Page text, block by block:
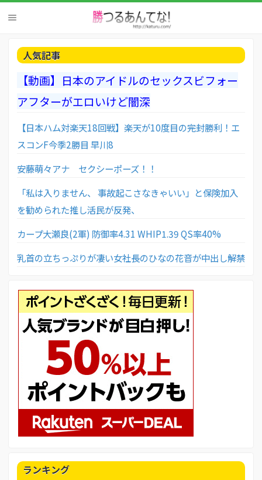
人気記事
【動画】日本のアイドルのセックスビフォー
アフターがエロいけど闇深
【日本ハム対楽天18回戦】楽天が10度目の完封勝利！エ
スコンF今季2勝目 早川8
安藤萌々アナ セクシーポーズ！！
「私は入りません、 事故起こさなきゃいい」と保険加入
を勧められた推し活民が反発、
カープ大瀬良(2軍) 防御率4.31 WHIP1.39 QS率40%
乳首の立ちっぷりが凄い女社長のひなの花音が中出し解禁
ランキング